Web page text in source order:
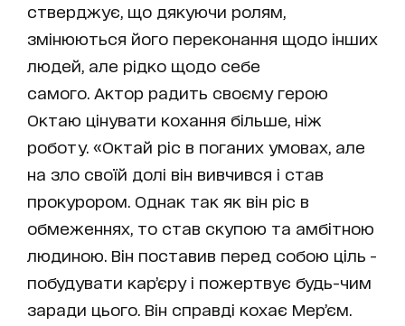
стверджує, що дякуючи ролям,
змінюються його переконання щодо інших
людей, але рідко щодо себе
самого. Актор радить своєму герою
Октаю цінувати кохання більше, ніж
роботу. «Октай ріс в поганих умовах, але
на зло своїй долі він вивчився і став
прокурором. Однак так як він ріс в
обмеженнях, то став скупою та амбітною
людиною. Він поставив перед собою ціль -
побудувати кар’єру і пожертвує будь-чим
заради цього. Він справді кохає Мер’єм.